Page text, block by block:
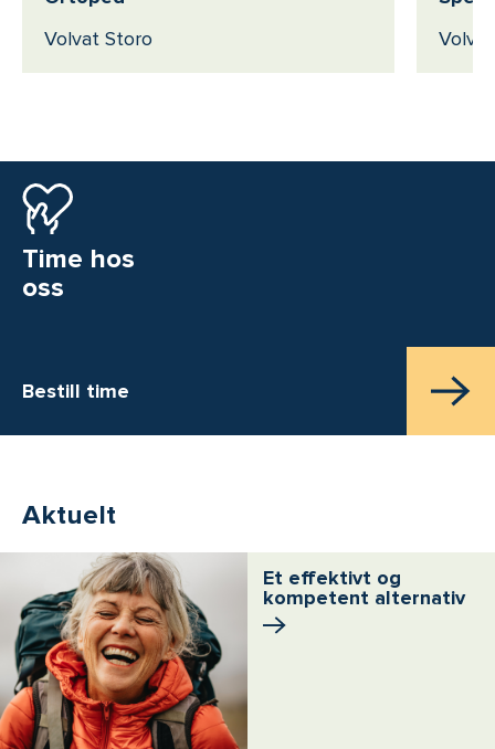
Volvat Storo
Time hos
oss
Bestill time
Aktuelt
Et effektivt og
kompetent alternativ